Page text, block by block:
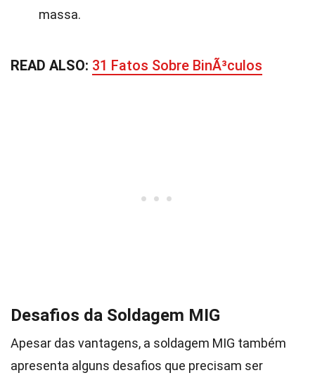
massa.
READ ALSO: 31 Fatos Sobre BinÃ³culos
Desafios da Soldagem MIG
Apesar das vantagens, a soldagem MIG também
apresenta alguns desafios que precisam ser